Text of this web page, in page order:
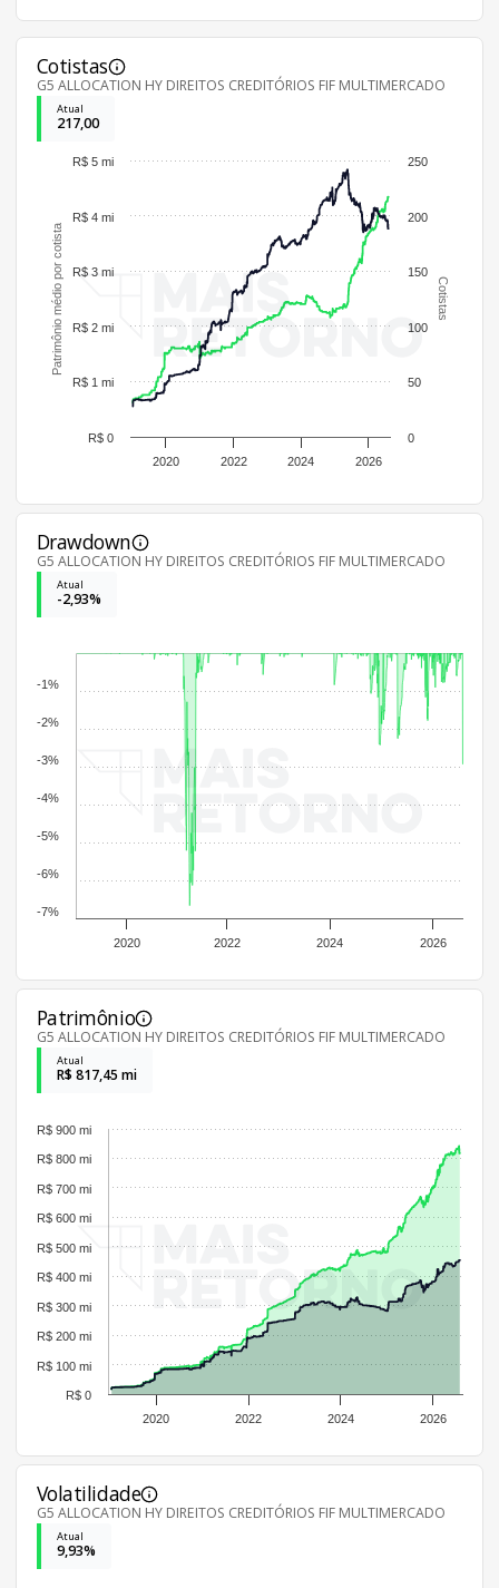
Cotistas
G5 ALLOCATION HY DIREITOS CREDITÓRIOS FIF MULTIMERCADO
Atual
217,00
Cotistas
Patrimônio médio por cotista
2020 2022 2024 2026
0
50
100
150
200
250
R$ 0
R$ 1 mi
R$ 2 mi
R$ 3 mi
R$ 4 mi
R$ 5 mi
Drawdown
G5 ALLOCATION HY DIREITOS CREDITÓRIOS FIF MULTIMERCADO
Atual
-2,93%
2020 2022 2024 2026
-7%
-6%
-5%
-4%
-3%
-2%
-1%
Patrimônio
G5 ALLOCATION HY DIREITOS CREDITÓRIOS FIF MULTIMERCADO
Atual
R$ 817,45 mi
2020 2022 2024 2026
R$ 0
R$ 100 mi
R$ 200 mi
R$ 300 mi
R$ 400 mi
R$ 500 mi
R$ 600 mi
R$ 700 mi
R$ 800 mi
R$ 900 mi
Volatilidade
G5 ALLOCATION HY DIREITOS CREDITÓRIOS FIF MULTIMERCADO
Atual
9,93%